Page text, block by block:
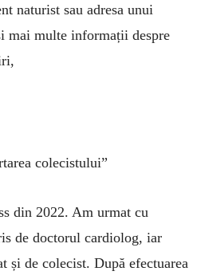
naturist sau adresa unui
mai multe informații despre
colecistului”
din 2022. Am ur­­mat cu
de docto­rul cardiolog, iar
și de colecist. După efectuarea